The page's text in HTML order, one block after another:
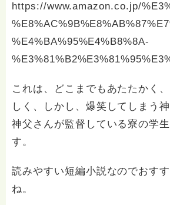
https://www.amazon.co.jp/
%E4%BA%95%E4%B8%8A-
これは、どこまでもあたたかく
しく、しかし、爆笑してしまう
神父さんが監督している寮の学
す。
読みやすい短編小説なのでおす
ね。